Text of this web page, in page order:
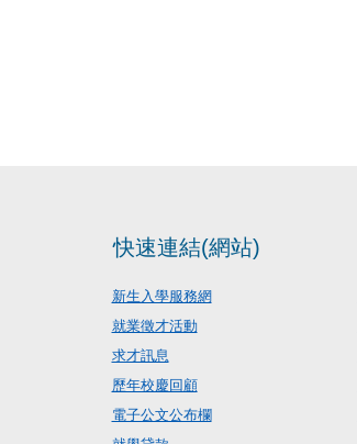
快速連結(網站)
新生入學服務網
就業徵才活動
求才訊息
歷年校慶回顧
電子公文公布欄